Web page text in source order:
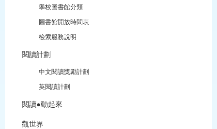
學校圖書館分類
圖書館開放時間表
檢索服務說明
閱讀計劃
中文閱讀獎勵計劃
英閱讀計劃
閱讀●動起來
觀世界